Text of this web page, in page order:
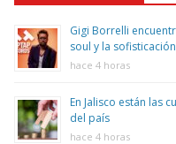
Gigi Borrelli
soul y la
hace 4 horas
En Jalisco están las
del país
hace 4 horas